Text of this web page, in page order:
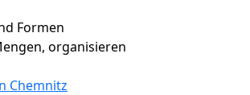
Formen
organisieren
Chemnitz